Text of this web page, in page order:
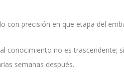
con precisión en que etapa del
conocimiento no es trascendente;
semanas después.